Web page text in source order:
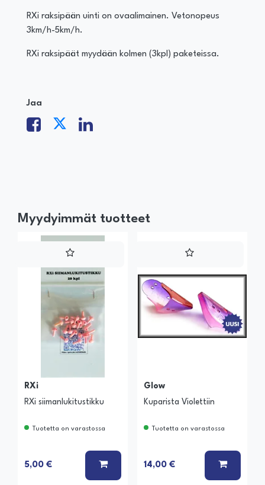
RXi raksipään uinti on ovaalimainen. Vetonopeus
3km/h-5km/h.
RXi raksipäät myydään kolmen (3kpl) paketeissa.
Jaa
Myydyimmät tuotteet
RXi
RXi siimanlukitustikku
Tuotetta on varastossa
5,00 € LISÄÄ KORIIN
Glow
Kuparista Violettiin
Tuotetta on varastossa
14,00 € LISÄÄ